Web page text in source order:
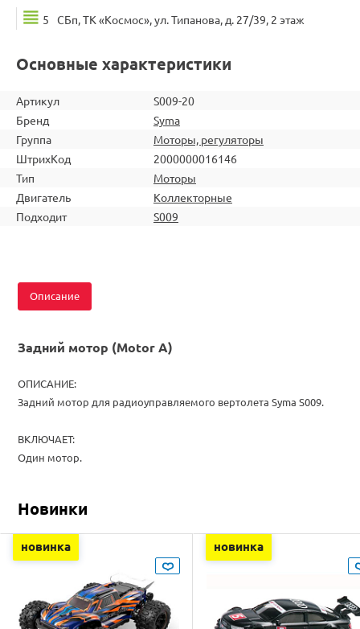
5 СБп, ТК «Космос», ул. Типанова, д. 27/39, 2 этаж
Основные характеристики
Артикул
S009-20
Бренд
Syma
Группа
Моторы, регуляторы
ШтрихКод
2000000016146
Тип
Моторы
Двигатель
Коллекторные
Подходит
S009
Описание
Задний мотор (Motor A)
ОПИСАНИЕ:
Задний мотор для радиоуправляемого вертолета Syma S009.
ВКЛЮЧАЕТ:
Один мотор.
Новинки
новинка новинка